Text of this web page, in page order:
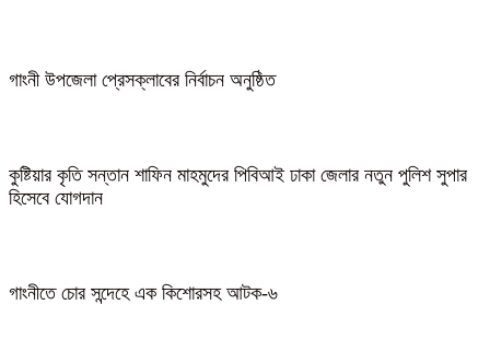
গাংনী উপজেলা প্রেসক্লাবের নির্বাচন অনুষ্ঠিত
কুষ্টিয়ার কৃতি সন্তান শাফিন মাহমুদের পিবিআই ঢাকা জেলার নতুন পুলিশ সুপার
হিসেবে যোগদান
গাংনীতে চোর সন্দেহে এক কিশোরসহ আটক-৬